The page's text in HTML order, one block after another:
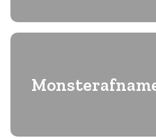
Onderzoek